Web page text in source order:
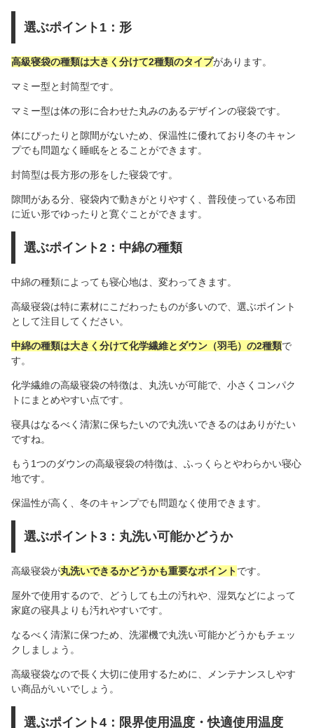
選ぶポイント1：形
高級寝袋の種類は大きく分けて2種類のタイプがあります。
マミー型と封筒型です。
マミー型は体の形に合わせた丸みのあるデザインの寝袋です。
体にぴったりと隙間がないため、保温性に優れており冬のキャン
プでも問題なく睡眠をとることができます。
封筒型は長方形の形をした寝袋です。
隙間がある分、寝袋内で動きがとりやすく、普段使っている布団
に近い形でゆったりと寛ぐことができます。
選ぶポイント2：中綿の種類
中綿の種類によっても寝心地は、変わってきます。
高級寝袋は特に素材にこだわったものが多いので、選ぶポイント
として注目してください。
中綿の種類は大きく分けて化学繊維とダウン（羽毛）の2種類で
す。
化学繊維の高級寝袋の特徴は、丸洗いが可能で、小さくコンパク
トにまとめやすい点です。
寝具はなるべく清潔に保ちたいので丸洗いできるのはありがたい
ですね。
もう1つのダウンの高級寝袋の特徴は、ふっくらとやわらかい寝心
地です。
保温性が高く、冬のキャンプでも問題なく使用できます。
選ぶポイント3：丸洗い可能かどうか
高級寝袋が丸洗いできるかどうかも重要なポイントです。
屋外で使用するので、どうしても土の汚れや、湿気などによって
家庭の寝具よりも汚れやすいです。
なるべく清潔に保つため、洗濯機で丸洗い可能かどうかもチェッ
クしましょう。
高級寝袋なので長く大切に使用するために、メンテナンスしやす
い商品がいいでしょう。
選ぶポイント4：限界使用温度・快適使用温度